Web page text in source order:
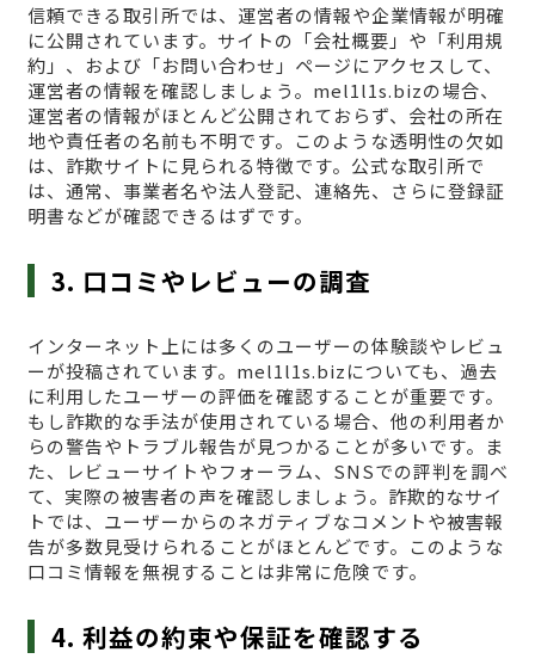
信頼できる取引所では、運営者の情報や企業情報が明確
に公開されています。サイトの「会社概要」や「利用規
約」、および「お問い合わせ」ページにアクセスして、
運営者の情報を確認しましょう。mel1l1s.bizの場合、
運営者の情報がほとんど公開されておらず、会社の所在
地や責任者の名前も不明です。このような透明性の欠如
は、詐欺サイトに見られる特徴です。公式な取引所で
は、通常、事業者名や法人登記、連絡先、さらに登録証
明書などが確認できるはずです。
3. 口コミやレビューの調査
インターネット上には多くのユーザーの体験談やレビュ
ーが投稿されています。mel1l1s.bizについても、過去
に利用したユーザーの評価を確認することが重要です。
もし詐欺的な手法が使用されている場合、他の利用者か
らの警告やトラブル報告が見つかることが多いです。ま
た、レビューサイトやフォーラム、SNSでの評判を調べ
て、実際の被害者の声を確認しましょう。詐欺的なサイ
トでは、ユーザーからのネガティブなコメントや被害報
告が多数見受けられることがほとんどです。このような
口コミ情報を無視することは非常に危険です。
4. 利益の約束や保証を確認する